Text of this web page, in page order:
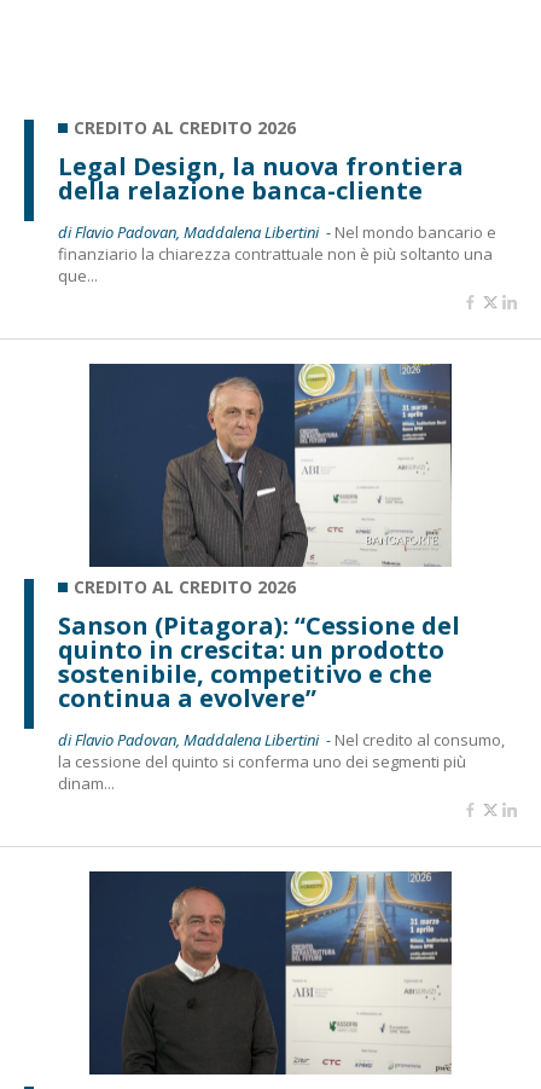
CREDITO AL CREDITO 2026
Legal Design, la nuova frontiera
della relazione banca-cliente
di Flavio Padovan, Maddalena Libertini - Nel mondo bancario e
finanziario la chiarezza contrattuale non è più soltanto una
que...
CREDITO AL CREDITO 2026
Sanson (Pitagora): “Cessione del
quinto in crescita: un prodotto
sostenibile, competitivo e che
continua a evolvere”
di Flavio Padovan, Maddalena Libertini - Nel credito al consumo,
la cessione del quinto si conferma uno dei segmenti più
dinam...